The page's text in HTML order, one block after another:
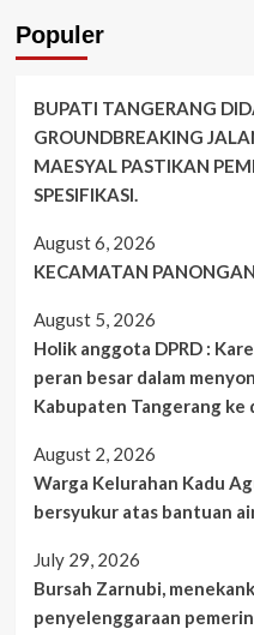
Populer
BUPATI TANGERANG
GROUNDBREAKING
MAESYAL PASTIKAN
SPESIFIKASI.
August 6, 2026
KECAMATAN
August 5, 2026
Holik anggota DPRD :
peran besar dalam
Kabupaten Tangerang ke
August 2, 2026
Warga Kelurahan Kadu
bersyukur atas bantuan
July 29, 2026
Bursah Zarnubi,
penyelenggaraan